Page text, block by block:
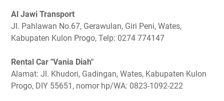
Al Jawi Transport
Jl. Pahlawan No.67, Gerawulan, Giri Peni, Wates,
Kabupaten Kulon Progo, Telp: 0274 774147
Rental Car "Vania Diah"
Alamat: Jl. Khudori, Gadingan, Wates, Kabupaten Kulon
Progo, DIY 55651, nomor hp/WA: 0823-1092-222